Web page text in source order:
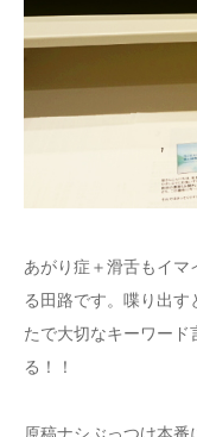
あがり症＋滑舌もイ
る田路です。喋り出
たで大切なキーワー
る！！
原稿ナシぶっつけ本番